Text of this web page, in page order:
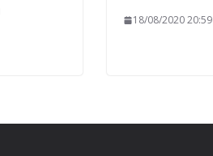
18/08/2020 20:59